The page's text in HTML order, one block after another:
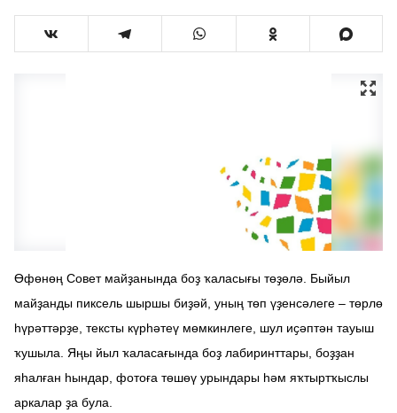
Өфөнөң Совет майҙанында боҙ ҡаласығы төҙөлә. Быйыл
майҙанды пиксель шыршы биҙәй, уның төп үҙенсәлеге – төрлө
һүрәттәрҙе, тексты күрһәтеү мөмкинлеге, шул иҫәптән тауыш
ҡушыла. Яңы йыл ҡаласағында боҙ лабиринттары, боҙҙан
яһалған һындар, фотоға төшөү урындары һәм яҡтыртҡыслы
аркалар ҙа була.